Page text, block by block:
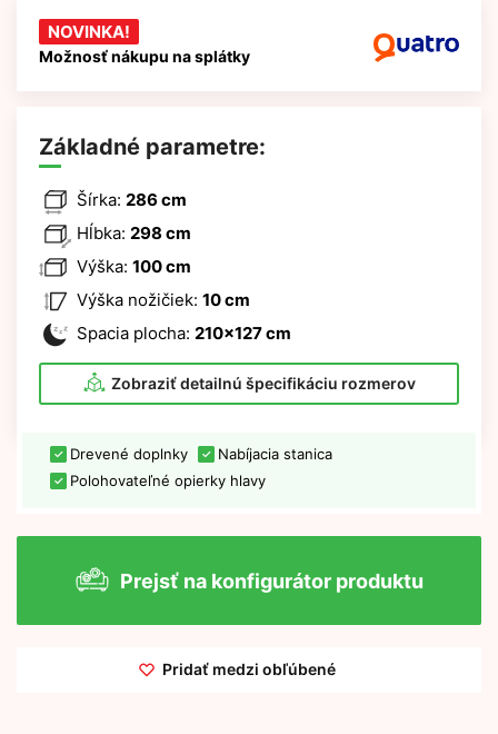
NOVINKA!
Možnosť nákupu na splátky
Základné parametre:
Šírka: 286 cm
Hĺbka: 298 cm
Výška: 100 cm
Výška nožičiek: 10 cm
Spacia plocha: 210x127 cm
Zobraziť detailnú špecifikáciu rozmerov
Drevené doplnky
Nabíjacia stanica
Polohovateľné opierky hlavy
Prejsť na konfigurátor produktu
Pridať medzi obľúbené